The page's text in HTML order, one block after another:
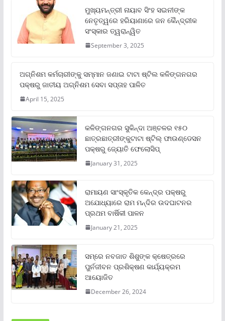
ମୁଖ୍ୟମନ୍ତ୍ରୀ ନାୟାବ ସିଂହ ସଇନୀଙ୍କ
ନେତୃତ୍ୱରେ ହରିୟାଣାରେ ଜନ କୈନ୍ଦ୍ରୀକ
ସଂସ୍କାର ତ୍ୱରାନ୍ୱିତ
September 3, 2025
ଅଗ୍ନିଶମ କର୍ମଚାରୀଙ୍କୁ ସମ୍ମାନ ଜଣାଇ ଟାଟା ଷ୍ଟିଲ କଳିଙ୍ଗନଗର
ପକ୍ଷରୁ ଜାତୀୟ ଅଗ୍ନିଶମ ସେବା ସପ୍ତାହ ପାଳିତ
April 15, 2025
କଳିଙ୍ଗନଗର ସୁକିନ୍ଦା ଅଞ୍ଚଳର ୧୫୦
ଛାତ୍ରଛାତ୍ରୀଙ୍କୁଟାଟା ଷ୍ଟିଲ୍ ଫାଉଣ୍ଡେସନ
ପକ୍ଷରୁ ଜ୍ୟୋତି ଫେଲୋସିପ୍‌
January 31, 2025
ରାମାୟଣ ସାଂସ୍କୃତିକ କେନ୍ଦ୍ର ପକ୍ଷରୁ
ଅଯୋଧ୍ୟାରେ ରାମ ମନ୍ଦିର ଉଦଘାଟନର
ପ୍ରଥମ ବାର୍ଷିକୀ ପାଳନ
January 21, 2025
ସମ୍‌ରେ ନବଜାତ ଶିଶୁଙ୍କ କ୍ଷେତ୍ରରେ
ପୁର୍ନଜୀବନ ପ୍ରଶିକ୍ଷଣ କାର୍ଯ୍ୟକ୍ରମ
ଆୟୋଜିତ
December 26, 2024